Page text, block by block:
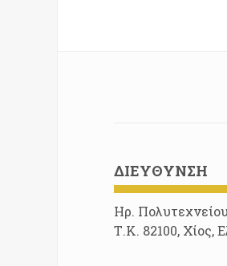
ΔΙΕΎΘΥΝΣΗ
Ηρ.
Τ.Κ. 82100, Χίος,